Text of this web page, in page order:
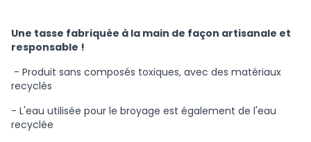
Une tasse fabriquée à la main de façon artisanale et
responsable !
- Produit sans composés toxiques, avec des matériaux
recyclés
- L'eau utilisée pour le broyage est également de l'eau
recyclée